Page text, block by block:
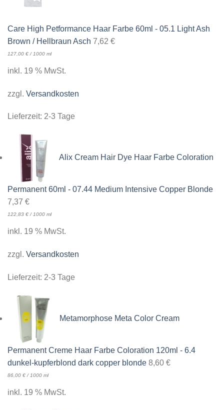
Care High Petformance Haar Farbe 60ml - 05.1 Light Ash
Brown / Hellbraun Asch 7,62 €
127,00 € / 1000 ml
inkl. 19 % MwSt.
zzgl. Versandkosten
Lieferzeit: 2-3 Tage
Alix Cream Hair Dye Haar Farbe Coloration
Permanent 60ml - 07.44 Medium Intensive Copper Blonde
7,37 €
122,83 €/1000 ml
inkl. 19 % MwSt.
zzgl. Versandkosten
Lieferzeit: 2-3 Tage
Metamorphose Meta Color Cream
Permanent Creme Haar Farbe Coloration 120ml - 6.4
dunkel-kupferblond dark copper blonde 8,60 €
86,00 € / 1000 ml
inkl. 19 % MwSt.